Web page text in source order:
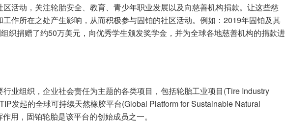
活动，关注轮胎安全、教育、青少年职业发展以及向慈善机构捐款。让这些慈
作所在之处产生影响，从而积极参与固铂的社区活动。例如：2019年固铂及其
织捐赠了约50万美元，向优秀学生颁发奖学金，并为全球各地慈善机构的捐款进
业组织，企业社会责任为主题的各类项目，包括轮胎工业项目(Tire Industry
发起的全球可持续天然橡胶平台(Global Platform for Sustainable Natural
用，固铂轮胎是该平台的创始成员之一。